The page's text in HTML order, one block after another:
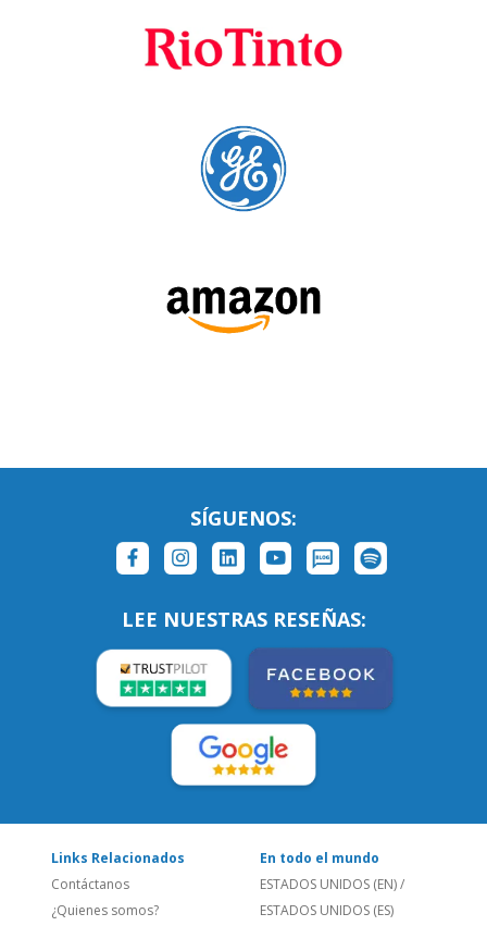
Contáctanos
¿Quienes somos?
Empleos
ESTADOS UNIDOS (EN)
ESTADOS UNIDOS (ES)
CANADÁ (EN)/CANADA (FR)